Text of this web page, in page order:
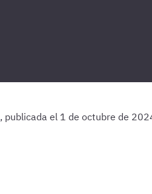
, publicada el 1 de octubre de